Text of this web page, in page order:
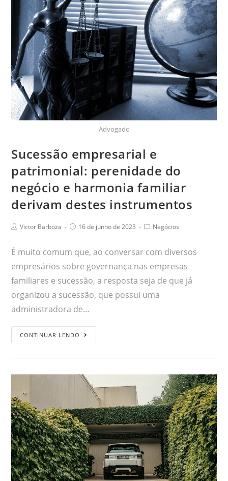
Advogado
Sucessão empresarial e
patrimonial: perenidade do
negócio e harmonia familiar
derivam destes instrumentos
Victor Barboza 16 de junho de 2023 Negócios
É muito comum que, ao conversar com diversos
empresários sobre governança nas empresas
familiares e sucessão, a resposta seja de que já
organizou a sucessão, que possui uma
administradora de…
CONTINUAR LENDO